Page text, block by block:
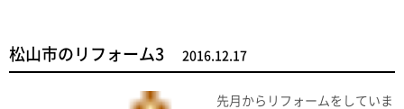
松山市のリフォーム3 2016.12.17
先月からリフォームをしていま